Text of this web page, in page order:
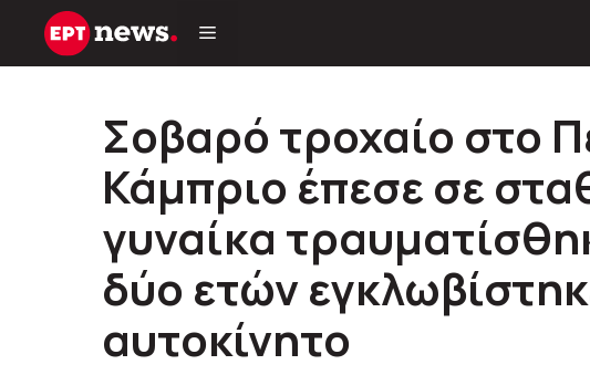
Μετάβαση
Σοβαρό τροχαίο στο
Κάμπριο έπεσε σε
γυναίκα
δύο ετών
αυτοκίνητο